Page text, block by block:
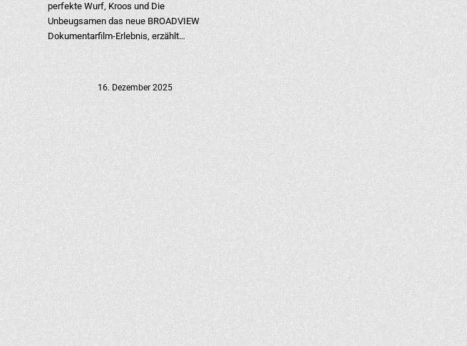
perfekte Wurf, Kroos und Die
Unbeugsamen das neue BROADVIEW
Dokumentarfilm-Erlebnis, erzählt…
16. Dezember 2025